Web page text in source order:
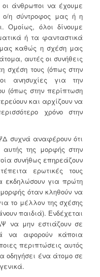
οι άνθρωποι να έχουμε
ο/η σύντροφος μας ή η
Ομοίως, όλοι δίνουμε
ή τα φανταστικά
καθώς η σχέση μας
αυτές οι συνήθεις
σχέση τους (όπως στην
ανησυχίες για την
(όπως στην περίπτωση
και αρχίζουν να
χρόνο στην
συχνά αναφέρουν ότι
της μορφής στην
συνήθως επηρεάζουν
ερωτικές τους
για πρώτη
όταν κληθούν να
το μέλλον της σχέσης
παιδιά). Ενδέχεται
να μην εστιάζουν σε
να αφορούν κάποια
περιπτώσεις αυτός
οδηγήσει ένα άτομο σε